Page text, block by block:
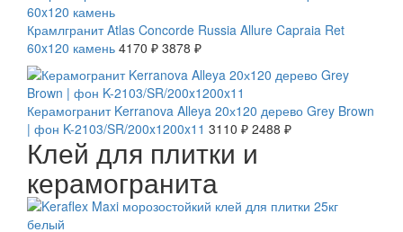
Крамлгранит Atlas Concorde Russia Allure Capraia Ret
60x120 камень 4170 ₽ 3878 ₽
Керамогранит Kerranova Alleya 20х120 дерево Grey Brown
| фон K-2103/SR/200x1200x11 3110 ₽ 2488 ₽
Клей для плитки и
керамогранита